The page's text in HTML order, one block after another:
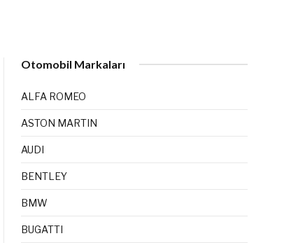
Otomobil Markaları
ALFA ROMEO
ASTON MARTIN
AUDI
BENTLEY
BMW
BUGATTI